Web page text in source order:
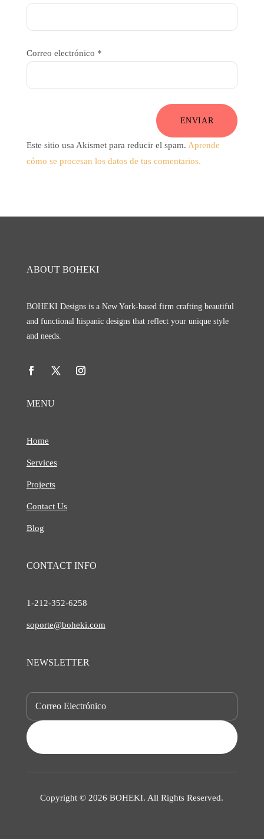
Correo electrónico *
ENVIAR
Este sitio usa Akismet para reducir el spam. Aprende
cómo se procesan los datos de tus comentarios.
ABOUT BOHEKI
BOHEKI Designs is a New York-based firm crafting beautiful
and functional hispanic designs that reflect your unique style
and needs.
MENU
Home
Services
Projects
Contact Us
Blog
CONTACT INFO
1-212-352-6258
soporte@boheki.com
NEWSLETTER
Copyright © 2026 BOHEKI. All Rights Reserved.